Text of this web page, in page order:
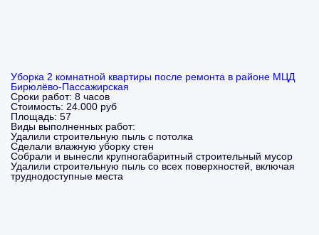
Уборка 2 комнатной квартиры после ремонта в районе МЦД
Бирюлёво-Пассажирская
Сроки работ: 8 часов
Стоимость: 24.000 руб
Площадь: 57
Виды выполненных работ:
Удалили строительную пыль с потолка
Сделали влажную уборку стен
Собрали и вынесли крупногабаритный строительный мусор
Удалили строительную пыль со всех поверхностей, включая
труднодоступные места